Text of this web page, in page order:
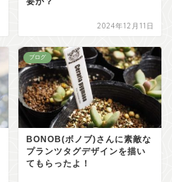
2024年12月11日
ブログ
BONOB(ボノブ)さんに素敵な
プランツタグデザインを描い
てもらったよ！